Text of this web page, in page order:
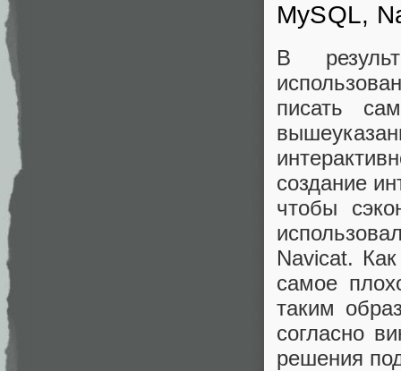
MySQL,
В
писать
создание
чтобы
Navicat.
самое
таким
согласно
решения